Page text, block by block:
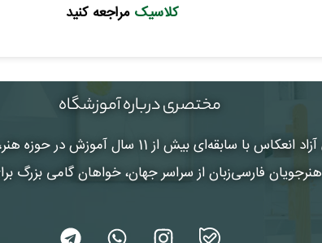
کلاسیک مراجعه کنید
مختصری درباره آموزشگاه
انعکاس
با سابقه‌ای بیش از 11 سال
فارسی‌زبان از سراسر جهان، خواهان گامی بزرگ